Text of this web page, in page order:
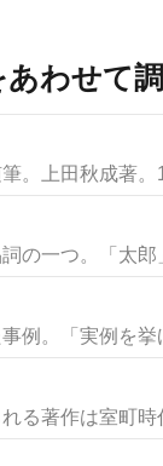
あわせて
。上田秋成著
の一つ。「太
例。「実例を
る著作は室町